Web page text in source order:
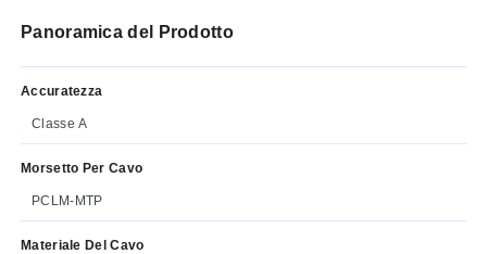
Panoramica del Prodotto
Accuratezza
Classe A
Morsetto Per Cavo
PCLM-MTP
Materiale Del Cavo